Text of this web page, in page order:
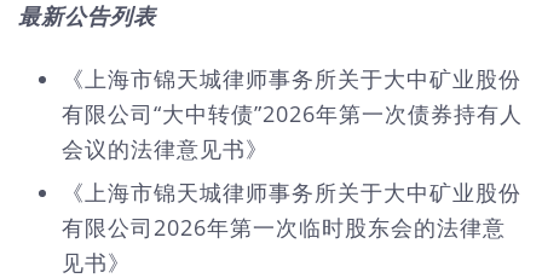
最新公告列表
《上海市锦天城律师事务所关于大中矿业股份
有限公司“大中转债”2026年第一次债券持有人
会议的法律意见书》
《上海市锦天城律师事务所关于大中矿业股份
有限公司2026年第一次临时股东会的法律意
见书》